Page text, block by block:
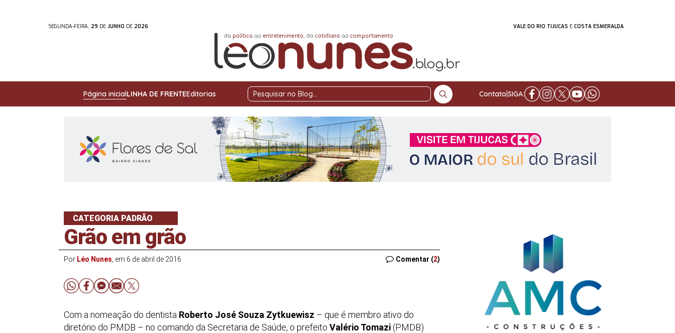
SEGUNDA-FEIRA, 29 DE JUNHO DE 2026 VALE DO RIO TIJUCAS E COSTA ESMERALDA
Página inicialLINHA DE FRENTEEditorias
Pesquisar
Blog
Contato SIGA:
CATEGORIA PADRÃO
Grão em grão
Por Léo Nunes , em 6 de abril de 2016 Comentar (2)
Com a nomeação do dentista Roberto José Souza Zytkuewisz – que é membro ativo do
diretório do PMDB – no comando da Secretaria de Saúde, o prefeito Valério Tomazi (PMDB)